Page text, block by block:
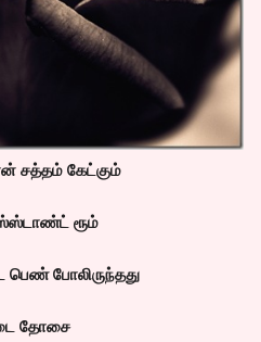
சத்தம் கேட்கும்
ரூம்
பெண் போலிருந்தது
தோசை